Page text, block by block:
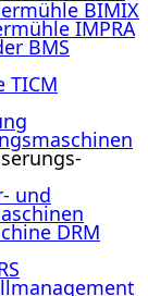
BIMIX
IMPRA
BMS
TICM
und
DRM